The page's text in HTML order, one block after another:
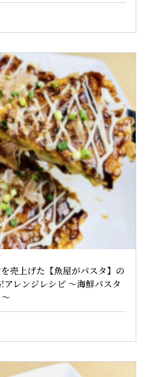
売上げた【魚屋がパスタ】の
アレンジレシピ ～海鮮パスタ